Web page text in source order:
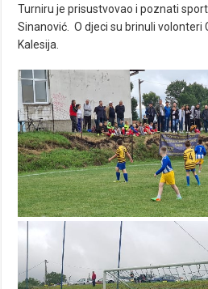
Turniru je prisustvovao i poznati
Sinanović. O djeci su brinuli volonteri
Kalesija.